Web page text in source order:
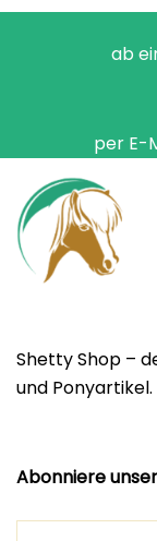
ab
per E-
Shetty Shop –
und Ponyartikel.
Abonniere